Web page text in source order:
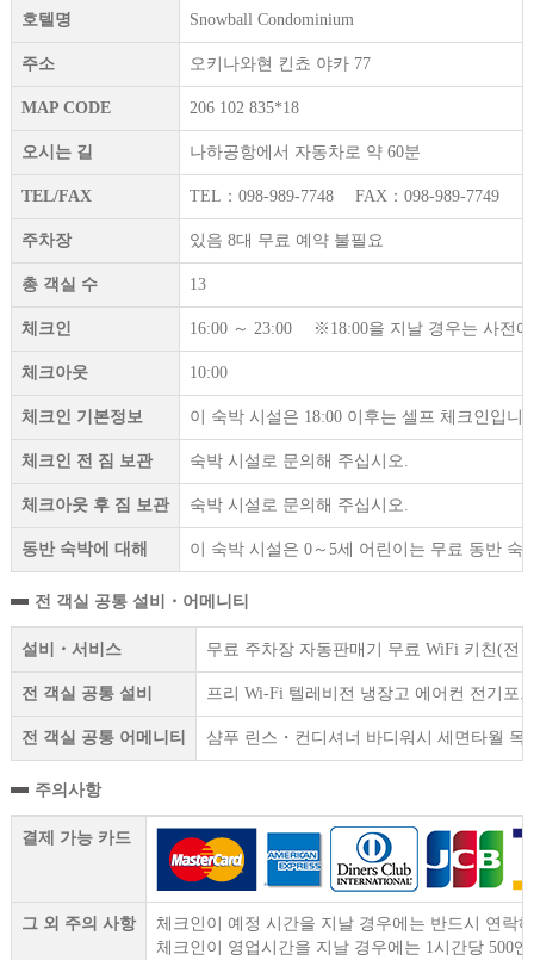
호텔명 Snowball Condominium
주소 오키나와현 킨쵸 야카 77
MAP CODE 206 102 835*18
오시는 길 나하공항에서 자동차로 약 60분
TEL/FAX TEL：098-989-7748 FAX：098-989-7749
주차장 있음 8대 무료 예약 불필요
총 객실 수 13
체크인 16:00 ～ 23:00 ※18:00을 지날 경우는 사전
체크아웃 10:00
체크인 기본정보 이 숙박 시설은 18:00 이후는 셀프 체크인입니
체크인 전 짐 보관 숙박 시설로 문의해 주십시오.
체크아웃 후 짐 보관 숙박 시설로 문의해 주십시오.
동반 숙박에 대해 이 숙박 시설은 0～5세 어린이는 무료 동반 숙
전 객실 공통 설비・어메니티
설비・서비스 무료 주차장 자동판매기 무료 WiFi 키친(전
전 객실 공통 설비 프리 Wi-Fi 텔레비전 냉장고 에어컨 전기포
전 객실 공통 어메니티 샴푸 린스・컨디셔너 바디워시 세면타월
주의사항
결제 가능 카드
그 외 주의 사항
체크인이 예정 시간을 지날 경우에는 반드시 연락
체크인이 영업시간을 지날 경우에는 1시간당 500